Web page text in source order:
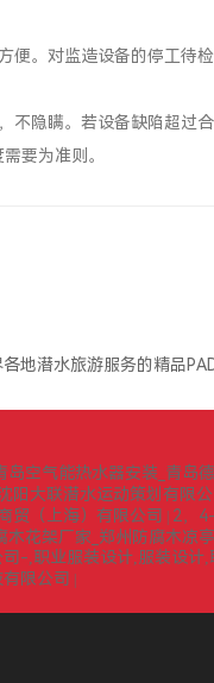
。对监造设备的停工待
隐瞒。若设备缺陷超过
要为准则。
潜水旅游服务的精品
空气能热水器安装_青岛
阳大联潜水运动策划有限
贸（上海）有限公司 2，
花架厂家_郑州防腐木凉
-,职业服装设计,服装设
限公司